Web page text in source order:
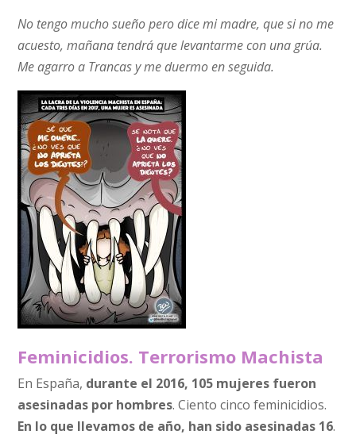
No tengo mucho sueño pero dice mi madre, que si no me
acuesto, mañana tendrá que levantarme con una grúa.
Me agarro a Trancas y me duermo en seguida.
Feminicidios. Terrorismo Machista
En España, durante el 2016, 105 mujeres fueron
asesinadas por hombres. Ciento cinco feminicidios.
En lo que llevamos de año, han sido asesinadas 16.